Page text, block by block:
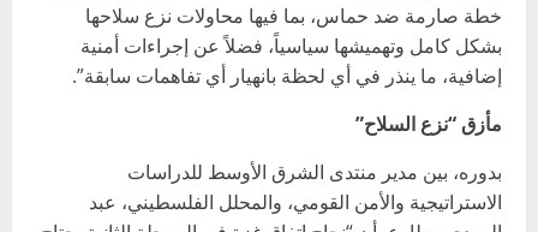
خطة صارمة ضد حماس، بما فيها محاولات نزع سلاحها
بشكل كامل وتهميشها سياسياً، فضلاً عن إجراءات أمنية
إضافية، ما ينذر في أي لحظة بانهيار أي تفاهمات سابقة”.
مأزق “نزع السلاح”
بدوره، بين مدير منتدى الشرق الأوسط للدراسات
الاستراتيجية والأمن القومي، والمحلل الفلسطيني، عبد